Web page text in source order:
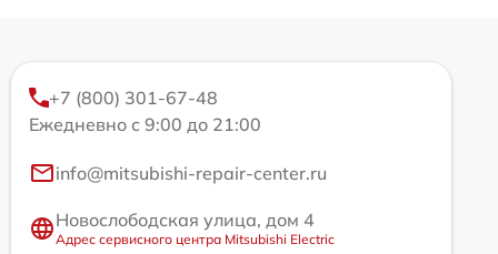
+7 (800) 301-67-48
Ежедневно с 9:00 до 21:00
info@mitsubishi-repair-center.ru
Новослободская улица, дом 4
Адрес сервисного центра Mitsubishi Electric